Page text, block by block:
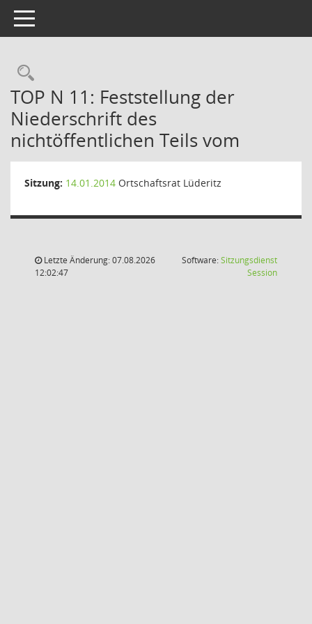
Toggle navigation
Rechercheauswahl
TOP N 11: Feststellung der
Niederschrift des
nichtöffentlichen Teils vom
Sitzung: 14.01.2014 Ortschaftsrat Lüderitz
Letzte Änderung: 07.08.2026
12:02:47
Software:Sitzungsdienst
Session(Wird in